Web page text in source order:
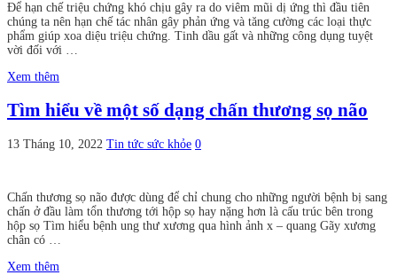
Để hạn chế triệu chứng khó chịu gây ra do viêm mũi dị ứng thì đầu tiên
chúng ta nên hạn chế tác nhân gây phản ứng và tăng cường các loại thực
phẩm giúp xoa diệu triệu chứng. Tinh dầu gất và những công dụng tuyệt
vời đối với …
Xem thêm
Tìm hiểu về một số dạng chấn thương sọ não
13 Tháng 10, 2022 Tin tức sức khỏe 0
Chấn thương sọ não được dùng để chỉ chung cho những người bệnh bị sang
chấn ở đầu làm tổn thương tới hộp sọ hay nặng hơn là cấu trúc bên trong
hộp sọ Tìm hiểu bệnh ung thư xương qua hình ảnh x – quang Gãy xương
chân có …
Xem thêm